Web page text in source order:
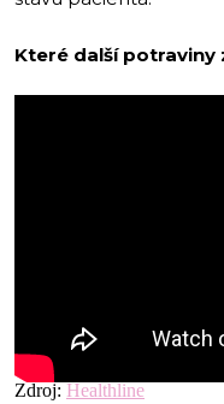
Které další
Zdroj: Healthline